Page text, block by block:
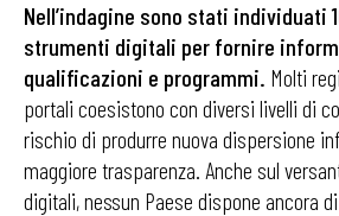
Nell’indagine sono stati individuati
strumenti digitali per fornire
qualificazioni e programmi. Molti
portali coesistono con diversi livelli di
rischio di produrre nuova dispersione
maggiore trasparenza. Anche sul
digitali, nessun Paese dispone ancora